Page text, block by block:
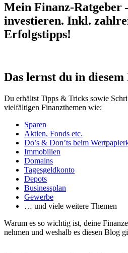
Mein Finanz-Ratgeber
investieren. Inkl.
Erfolgstipps!
Das lernst du in diesem
Du erhältst Tipps & Tricks sowie
vielfältigen Finanzthemen wie:
Sparen
Aktien, Fonds etc.
Do’s & Don’ts beim
Immobilien
Domains
Tagesgeldkonto
Depots
Businessplan
Gewerbe
… und viele weitere Themen
Warum es so wichtig ist, deine
nehmen und weshalb es diesen Blog